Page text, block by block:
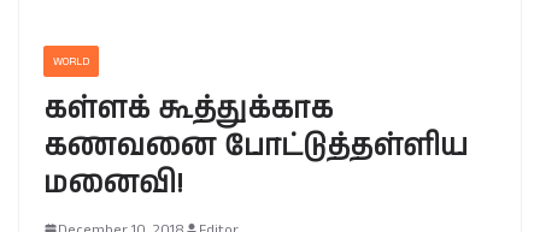
WORLD
கள்ளக் கூத்துக்காக
கணவனை போட்டுத்தள்ளிய
மனைவி!